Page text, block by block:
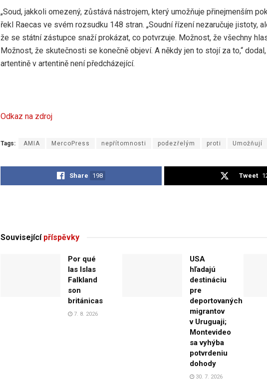
„Soud, jakkoli omezený, zůstává nástrojem, který umožňuje přinejmenším
řekl Raecas ve svém rozsudku 148 stran. „Soudní řízení nezaručuje jistoty,
že se státní zástupce snaží prokázat, co potvrzuje. Možnost, že všechny
Možnost, že skutečnosti se konečně objeví. A někdy jen to stojí za to,“
artentině v artentině není předcházející.
Odkaz na zdroj
Tags: AMIA MercoPress nepřítomnosti podezřelým proti Umožňují
Share 198 Tweet
Souvisejícípříspěvky
Por qué
las Islas
Falkland
son
británicas
7. 8. 2026
USA
hľadajú
destináciu
pre
deportovaných
migrantov
v Uruguaji;
Montevideo
sa vyhýba
potvrdeniu
dohody
30. 7. 2026